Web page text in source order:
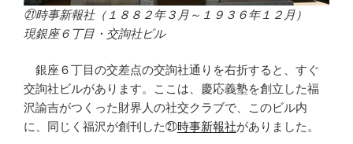
㉑時事新報社（１８８２年３月～１９３６年１２月）
現銀座６丁目・交詢社ビル
銀座６丁目の交差点の交詢社通りを右折すると、すぐ
交詢社ビルがあります。ここは、慶応義塾を創立した福
沢諭吉がつくった財界人の社交クラブで、このビル内
に、同じく福沢が創刊した㉑時事新報社がありました。